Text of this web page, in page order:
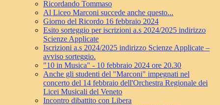
Ricordando Tommaso
Al Liceo Marconi succede anche questo...
Giorno del Ricordo 16 febbraio 2024
Esito sorteggio per iscrizioni a.s 2024/2025 indirizzo
Scienze Applicate
Iscrizioni a.s 2024/2025 indirizzo Scienze Applicate –
avviso sorteggio.
"10 in Musica" - 10 febbraio 2024 ore 20.30
Anche gli studenti del "Marconi" impegnati nel
concerto del 14 febbraio dell'Orchestra Regionale dei
Licei Musicali del Veneto
Incontro dibattito con Libera